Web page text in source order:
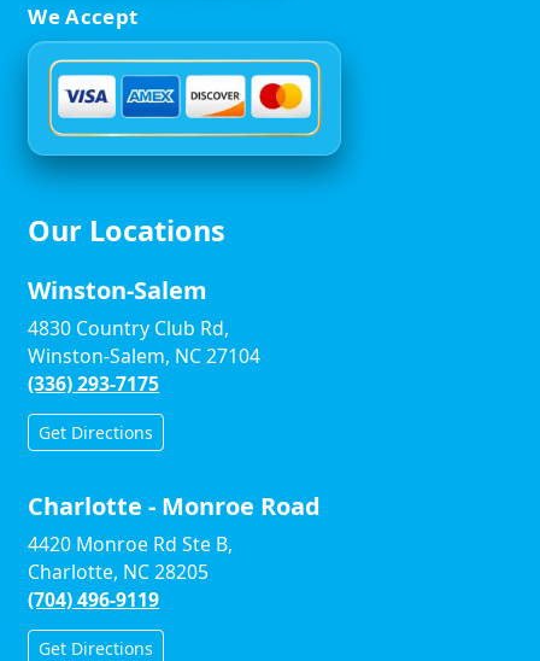
We Accept
Our Locations
Winston-Salem
4830 Country Club Rd,
Winston-Salem, NC 27104
(336) 293-7175
Get Directions
Charlotte - Monroe Road
4420 Monroe Rd Ste B,
Charlotte, NC 28205
(704) 496-9119
Get Directions